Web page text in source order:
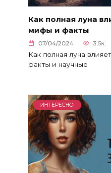
Как полная луна
мифы и факты
07/04/2024 3.5к.
Как полная луна
факты и научные
ИНТЕРЕСНО